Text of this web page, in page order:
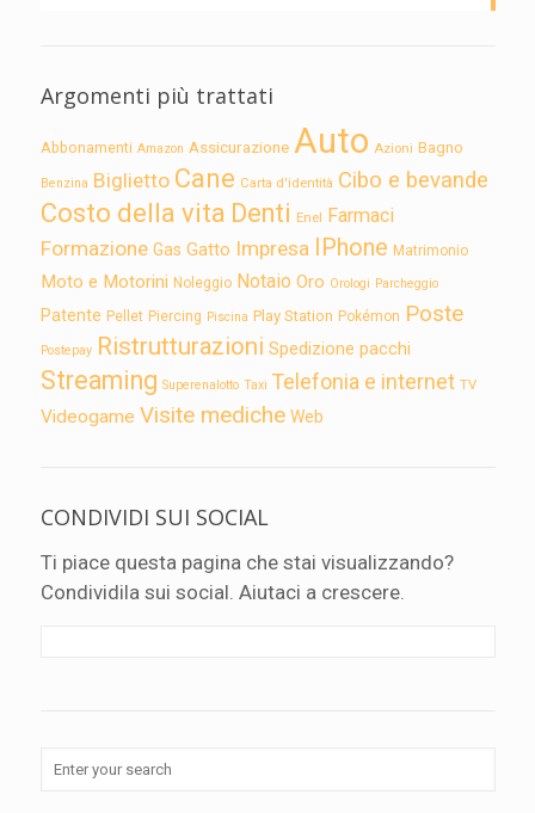
Argomenti più trattati
Abbonamenti Amazon Assicurazione Auto Azioni Bagno
Benzina Biglietto Cane Carta d'identità Cibo e bevande
Costo della vita Denti Enel Farmaci
Formazione Gas Gatto Impresa IPhone Matrimonio
Moto e Motorini Noleggio Notaio Oro Orologi Parcheggio
Patente Pellet Piercing Piscina Play Station Pokémon Poste
Postepay Ristrutturazioni Spedizione pacchi
Streaming Superenalotto Taxi Telefonia e internet TV
Videogame Visite mediche Web
CONDIVIDI SUI SOCIAL
Ti piace questa pagina che stai visualizzando?
Condividila sui social. Aiutaci a crescere.